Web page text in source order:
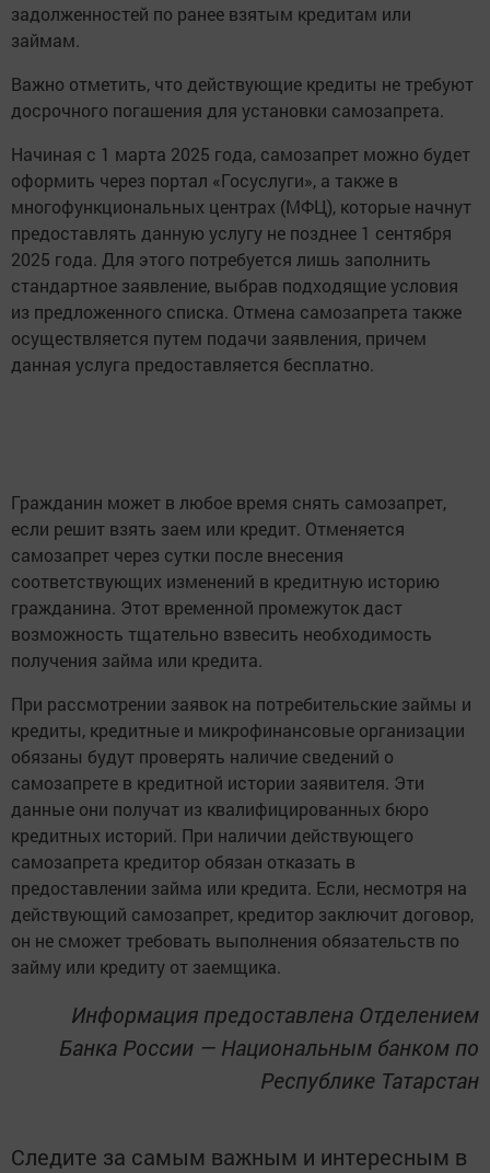
задолженностей по ранее взятым кредитам или
займам.
Важно отметить, что действующие кредиты не требуют
досрочного погашения для установки самозапрета.
Начиная с 1 марта 2025 года, самозапрет можно будет
оформить через портал «Госуслуги», а также в
многофункциональных центрах (МФЦ), которые начнут
предоставлять данную услугу не позднее 1 сентября
2025 года. Для этого потребуется лишь заполнить
стандартное заявление, выбрав подходящие условия
из предложенного списка. Отмена самозапрета также
осуществляется путем подачи заявления, причем
данная услуга предоставляется бесплатно.
Гражданин может в любое время снять самозапрет,
если решит взять заем или кредит. Отменяется
самозапрет через сутки после внесения
соответствующих изменений в кредитную историю
гражданина. Этот временной промежуток даст
возможность тщательно взвесить необходимость
получения займа или кредита.
При рассмотрении заявок на потребительские займы и
кредиты, кредитные и микрофинансовые организации
обязаны будут проверять наличие сведений о
самозапрете в кредитной истории заявителя. Эти
данные они получат из квалифицированных бюро
кредитных историй. При наличии действующего
самозапрета кредитор обязан отказать в
предоставлении займа или кредита. Если, несмотря на
действующий самозапрет, кредитор заключит договор,
он не сможет требовать выполнения обязательств по
займу или кредиту от заемщика.
Информация предоставлена Отделением
Банка России — Национальным банком по
Республике Татарстан
Следите за самым важным и интересным в